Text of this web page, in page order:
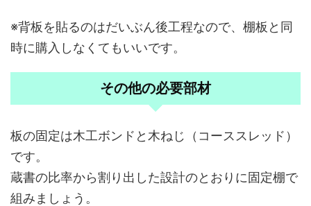
※背板を貼るのはだいぶん後工程なので、棚板と同
時に購入しなくてもいいです。
その他の必要部材
板の固定は木工ボンドと木ねじ（コーススレッド）
です。
蔵書の比率から割り出した設計のとおりに固定棚で
組みましょう。